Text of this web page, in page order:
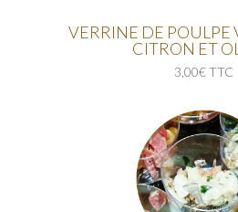
VERRINE DE POULPE
CITRON ET
3,00€ TTC